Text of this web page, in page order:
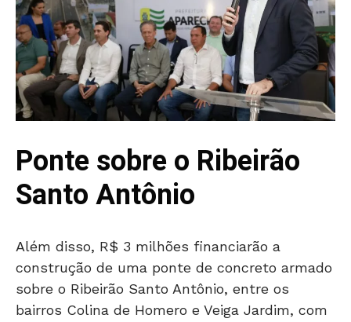
Ponte sobre o Ribeirão
Santo Antônio
Além disso, R$ 3 milhões financiarão a
construção de uma ponte de concreto armado
sobre o Ribeirão Santo Antônio, entre os
bairros Colina de Homero e Veiga Jardim, com